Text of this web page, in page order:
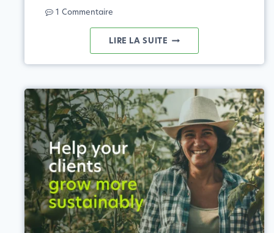
1 Commentaire
LIRE LA SUITE EXPLOITER
LE
DES
BIOSTIMULANTS
DANS
L'AGRICULTURE
GRÂCE
À
DES
INFORMATIONS